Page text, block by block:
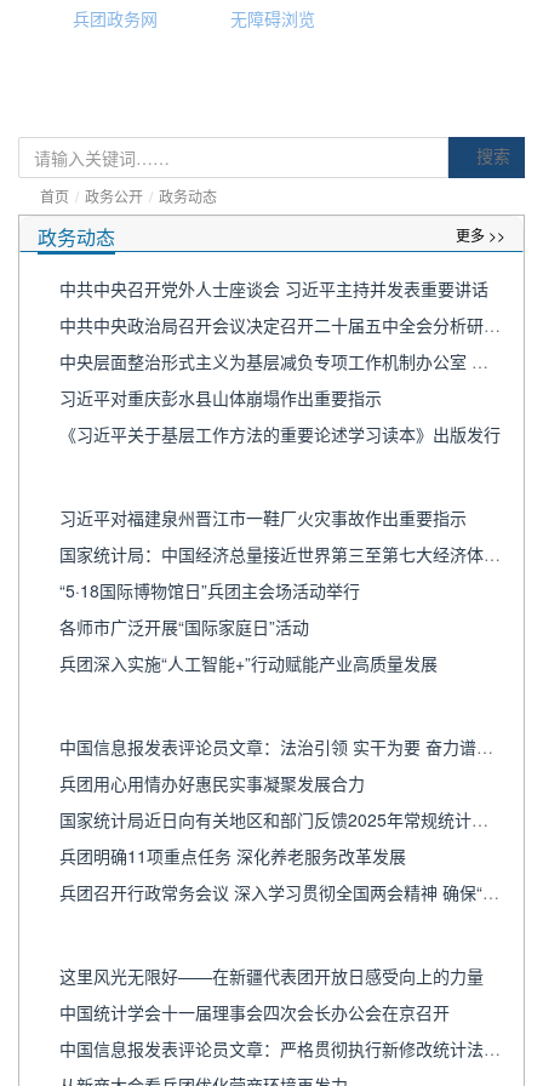
兵团政务网 无障碍浏览
搜索
首页 / 政务公开 / 政务动态
政务动态 更多 >>
中共中央召开党外人士座谈会 习近平主持并发表重要讲话
中共中央政治局召开会议决定召开二十届五中全会分析研究当前经济形势和经济工作中共中央总书记习近平主持会议
中央层面整治形式主义为基层减负专项工作机制办公室 中央纪委办公厅公开通报3起整治形式主义为基层减负典型问题
习近平对重庆彭水县山体崩塌作出重要指示
《习近平关于基层工作方法的重要论述学习读本》出版发行
习近平对福建泉州晋江市一鞋厂火灾事故作出重要指示
国家统计局：中国经济总量接近世界第三至第七大经济体之和
“5·18国际博物馆日”兵团主会场活动举行
各师市广泛开展“国际家庭日”活动
兵团深入实施“人工智能+”行动赋能产业高质量发展
中国信息报发表评论员文章：法治引领 实干为要 奋力谱写新时代新征程农业普查新篇章
兵团用心用情办好惠民实事凝聚发展合力
国家统计局近日向有关地区和部门反馈2025年常规统计督察意见
兵团明确11项重点任务 深化养老服务改革发展
兵团召开行政常务会议 深入学习贯彻全国两会精神 确保“十五五”开好局起好步
这里风光无限好——在新疆代表团开放日感受向上的力量
中国统计学会十一届理事会四次会长办公会在京召开
中国信息报发表评论员文章：严格贯彻执行新修改统计法 全面推进统计工作法治化